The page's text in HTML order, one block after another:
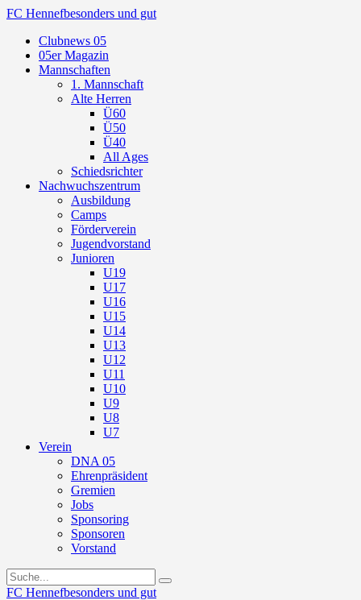
FC Hennefbesonders und gut
Clubnews 05
05er Magazin
Mannschaften
1. Mannschaft
Alte Herren
Ü60
Ü50
Ü40
All Ages
Schiedsrichter
Nachwuchszentrum
Ausbildung
Camps
Förderverein
Jugendvorstand
Junioren
U19
U17
U16
U15
U14
U13
U12
U11
U10
U9
U8
U7
Verein
DNA 05
Ehrenpräsident
Gremien
Jobs
Sponsoring
Sponsoren
Vorstand
FC Hennefbesonders und gut